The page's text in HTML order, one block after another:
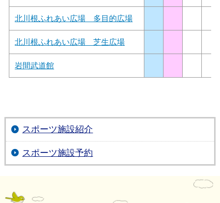
北川根ふれあい広場 多目的広場
北川根ふれあい広場 芝生広場
岩間武道館
スポーツ施設紹介
スポーツ施設予約